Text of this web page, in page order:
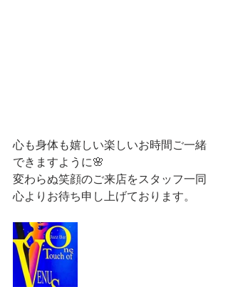
心も身体も嬉しい楽しいお時間ご一緒
できますように🌸
変わらぬ笑顔のご来店をスタッフ一同
心よりお待ち申し上げております。